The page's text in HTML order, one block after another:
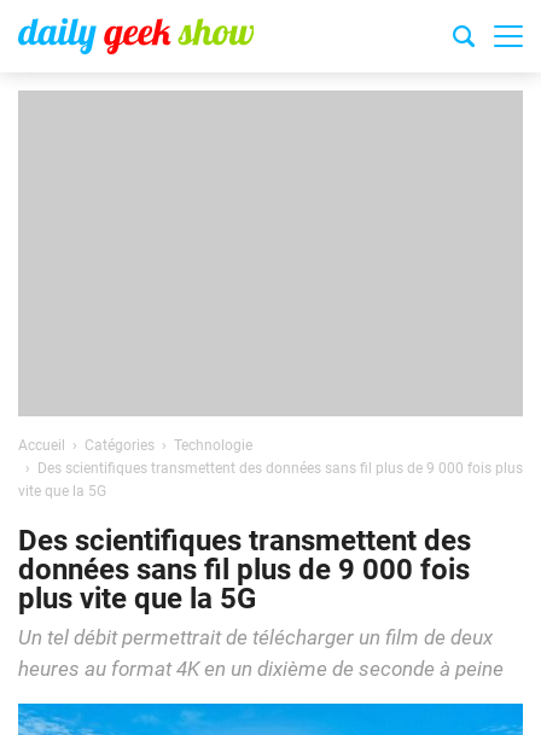
Accueil Catégories
Technologie
Des scientifiques transmettent des données sans fil plus de 9 000 fois plus
vite que la 5G
Des scientifiques transmettent des
données sans fil plus de 9 000 fois
plus vite que la 5G
Un tel débit permettrait de télécharger un film de deux
heures au format 4K en un dixième de seconde à peine